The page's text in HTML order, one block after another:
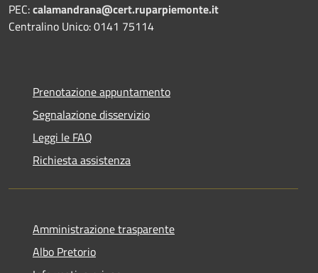
PEC:calamandrana@cert.ruparpiemonte.it
Centralino Unico: 0141 75114
Prenotazione appuntamento
Segnalazione disservizio
Leggi le FAQ
Richiesta assistenza
Amministrazione trasparente
Albo Pretorio